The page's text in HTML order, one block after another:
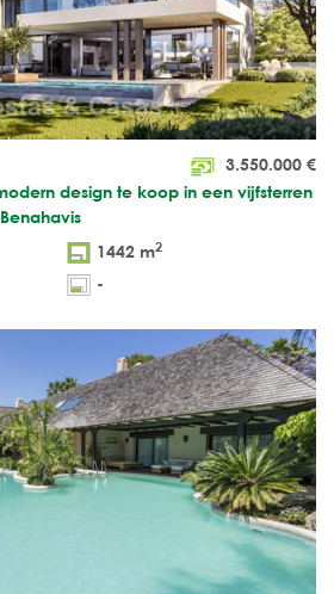
3.550.000 €
design te koop in een vijfsterren
1442 m2
-